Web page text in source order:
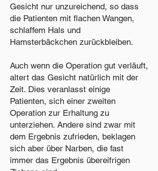
Gesicht nur unzureichend, so dass
die Patienten mit flachen Wangen,
schlaffem Hals und
Hamsterbäckchen zurückbleiben.
Auch wenn die Operation gut verläuft,
altert das Gesicht natürlich mit der
Zeit. Dies veranlasst einige
Patienten, sich einer zweiten
Operation zur Erhaltung zu
unterziehen. Andere sind zwar mit
dem Ergebnis zufrieden, beklagen
sich aber über Narben, die fast
immer das Ergebnis übereifrigen